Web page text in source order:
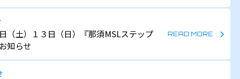
（土）１３日（日）『那須MSLステップ
知らせ